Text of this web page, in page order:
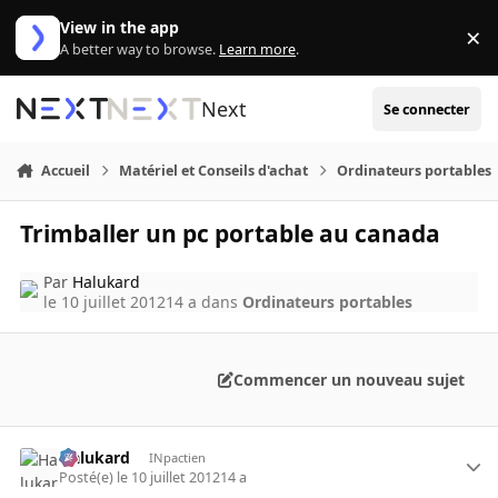
Aller au contenu
View in the app
A better way to browse. Learn more. ×
Next Se connecter
Accueil Matériel et Conseils d'achat Ordinateurs portables
Trimballer un pc portable au canada
Par Halukard
le 10 juillet 201214 a dans Ordinateurs portables
Commencer un nouveau sujet
Halukard INpactien
Posté(e) le 10 juillet 201214 a